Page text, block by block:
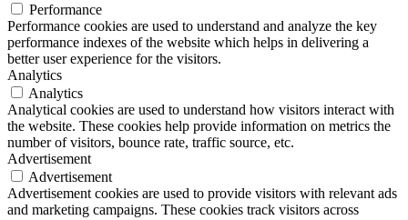
Performance
Performance cookies are used to understand and analyze the key
performance indexes of the website which helps in delivering a
better user experience for the visitors.
Analytics
Analytics
Analytical cookies are used to understand how visitors interact with
the website. These cookies help provide information on metrics the
number of visitors, bounce rate, traffic source, etc.
Advertisement
Advertisement
Advertisement cookies are used to provide visitors with relevant ads
and marketing campaigns. These cookies track visitors across